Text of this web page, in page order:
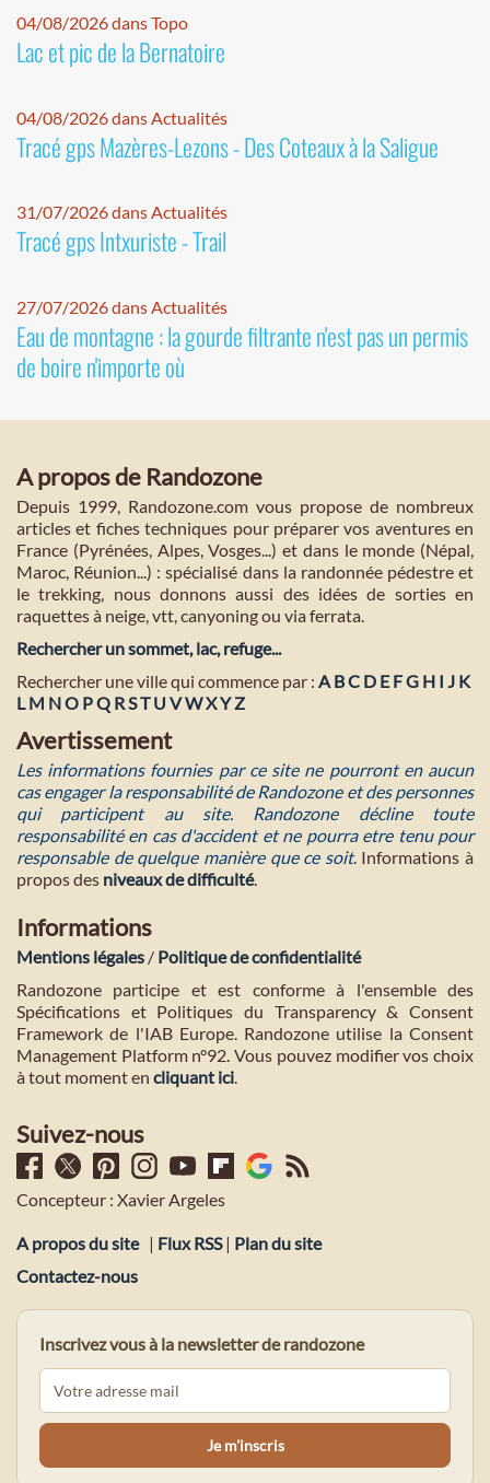
04/08/2026 dans Topo
Lac et pic de la Bernatoire
04/08/2026 dans Actualités
Tracé gps Mazères-Lezons - Des Coteaux à la Saligue
31/07/2026 dans Actualités
Tracé gps Intxuriste - Trail
27/07/2026 dans Actualités
Eau de montagne : la gourde filtrante n'est pas un permis
de boire n'importe où
A propos de Randozone
Depuis 1999, Randozone.com vous propose de nombreux
articles et fiches techniques pour préparer vos aventures en
France (Pyrénées, Alpes, Vosges...) et dans le monde (Népal,
Maroc, Réunion...) : spécialisé dans la randonnée pédestre et
le trekking, nous donnons aussi des idées de sorties en
raquettes à neige, vtt, canyoning ou via ferrata.
Rechercher un sommet, lac, refuge...
Rechercher une ville qui commence par : A BC D E FG H I J K
L M NO PQ RST U VWXYZ
Avertissement
Les informations fournies par ce site ne pourront en aucun
cas engager la responsabilité de Randozone et des personnes
qui participent au site. Randozone décline toute
responsabilité en cas d'accident et ne pourra etre tenu pour
responsable de quelque manière que ce soit. Informations à
propos des niveaux de difficulté.
Informations
Mentions légales / Politique de confidentialité
Randozone participe et est conforme à l'ensemble des
Spécifications et Politiques du Transparency & Consent
Framework de l'IAB Europe. Randozone utilise la Consent
Management Platform n°92. Vous pouvez modifier vos choix
à tout moment en cliquant ici.
Suivez-nous
Concepteur : Xavier Argeles
A propos du site | Flux RSS| Plan du site
Contactez-nous
Inscrivez vous à la newsletter de randozone